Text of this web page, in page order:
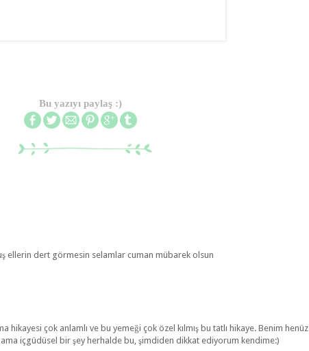
Bu yazıyı paylaş :)
ellerin dert görmesin selamlar cuman mübarek olsun
çok anlamlı ve bu yemeği çok özel kılmış bu tatlı hikaye. Benim henüz
içgüdüsel bir şey herhalde bu, şimdiden dikkat ediyorum kendime:)